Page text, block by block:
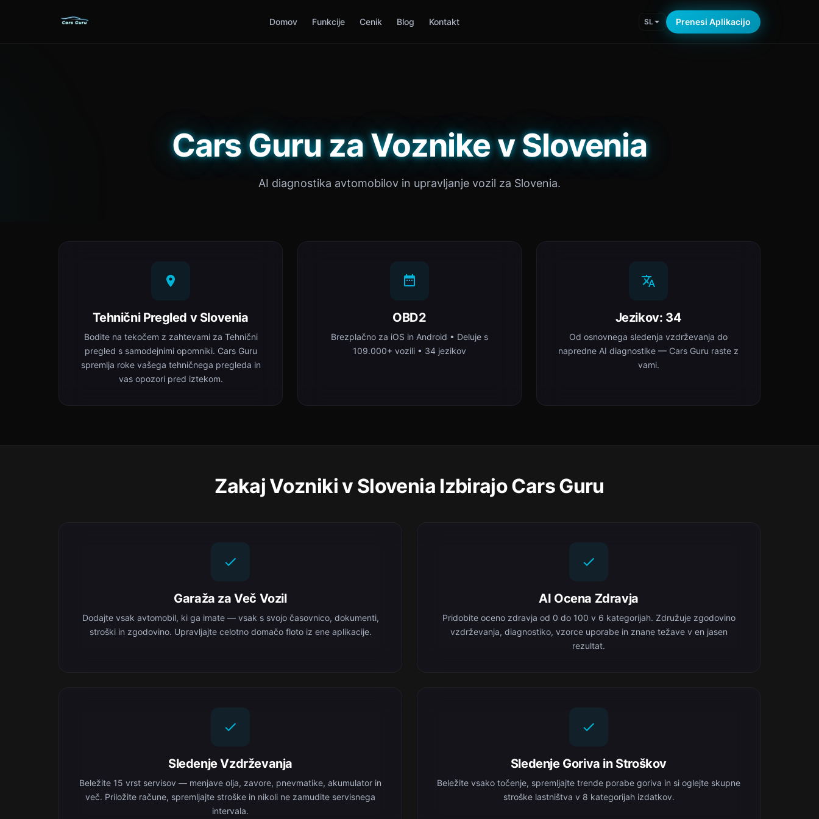
Domov Funkcije Cenik Blog Kontakt SL Prenesi Aplikacijo
Cars Guru za Voznike v Slovenia
AI diagnostika avtomobilov in upravljanje vozil za Slovenia.
Tehnični Pregled v Slovenia
Bodite na tekočem z zahtevami za Tehnični
pregled s samodejnimi opomniki. Cars Guru
spremlja roke vašega tehničnega pregleda in
vas opozori pred iztekom.
OBD2
Brezplačno za iOS in Android • Deluje s
109.000+ vozili • 34 jezikov
Jezikov: 34
Od osnovnega sledenja vzdrževanja do
napredne AI diagnostike — Cars Guru raste z
vami.
Zakaj Vozniki v Slovenia Izbirajo Cars Guru
Garaža za Več Vozil
Dodajte vsak avtomobil, ki ga imate — vsak s svojo časovnico, dokumenti,
stroški in zgodovino. Upravljajte celotno domačo floto iz ene aplikacije.
AI Ocena Zdravja
Pridobite oceno zdravja od 0 do 100 v 6 kategorijah. Združuje zgodovino
vzdrževanja, diagnostiko, vzorce uporabe in znane težave v en jasen
rezultat.
Sledenje Vzdrževanja
Beležite 15 vrst servisov — menjave olja, zavore, pnevmatike, akumulator in
več. Priložite račune, spremljajte stroške in nikoli ne zamudite servisnega
intervala.
Sledenje Goriva in Stroškov
Beležite vsako točenje, spremljajte trende porabe goriva in si oglejte skupne
stroške lastništva v 8 kategorijah izdatkov.